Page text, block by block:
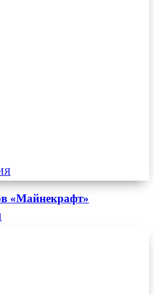
«Майнекрафт»